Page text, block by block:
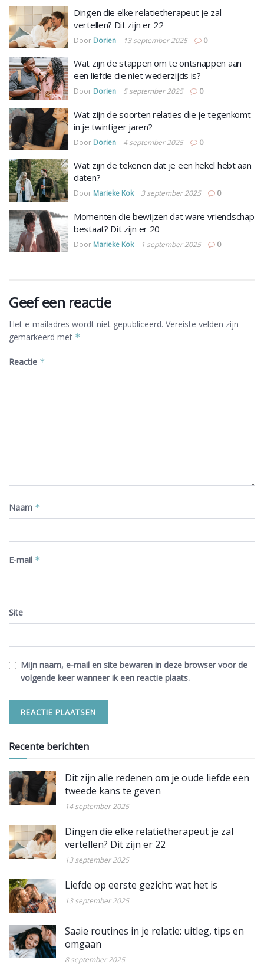
Dingen die elke relatietherapeut je zal
vertellen? Dit zijn er 22
Door Dorien 13 september 2025 0
Wat zijn de stappen om te ontsnappen aan
een liefde die niet wederzijds is?
Door Dorien 5 september 2025 0
Wat zijn de soorten relaties die je tegenkomt
in je twintiger jaren?
Door Dorien 4 september 2025 0
Wat zijn de tekenen dat je een hekel hebt aan
daten?
Door Marieke Kok 3 september 2025 0
Momenten die bewijzen dat ware vriendschap
bestaat? Dit zijn er 20
Door Marieke Kok 1 september 2025 0
Geef een reactie
Het e-mailadres wordt niet gepubliceerd. Vereiste velden zijn
gemarkeerd met *
Reactie *
Naam *
E-mail *
Site
Mijn naam, e-mail en site bewaren in deze browser voor de
volgende keer wanneer ik een reactie plaats.
Recente berichten
Dit zijn alle redenen om je oude liefde een
tweede kans te geven
14 september 2025
Dingen die elke relatietherapeut je zal
vertellen? Dit zijn er 22
13 september 2025
Liefde op eerste gezicht: wat het is
13 september 2025
Saaie routines in je relatie: uitleg, tips en
omgaan
8 september 2025